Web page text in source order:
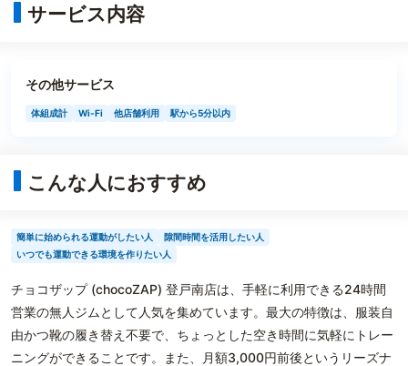
サービス内容
その他サービス
体組成計 Wi-Fi 他店舗利用 駅から5分以内
こんな人におすすめ
簡単に始められる運動がしたい人
隙間時間を活用したい人
いつでも運動できる環境を作りたい人
チョコザップ (chocoZAP) 登戸南店は、手軽に利用できる24時間
営業の無人ジムとして人気を集めています。最大の特徴は、服装自
由かつ靴の履き替え不要で、ちょっとした空き時間に気軽にトレー
ニングができることです。また、月額3,000円前後というリーズナ